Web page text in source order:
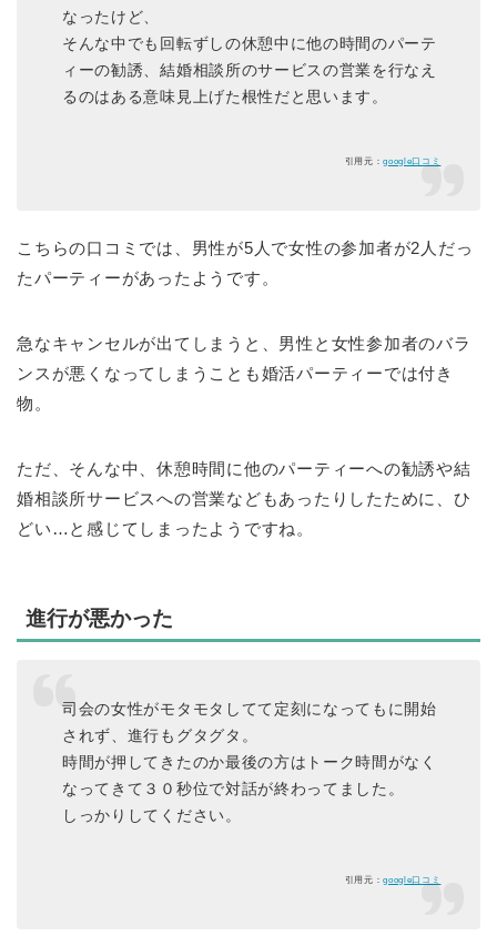
なったけど、
そんな中でも回転ずしの休憩中に他の時間のパーテ
ィーの勧誘、結婚相談所のサービスの営業を行なえ
るのはある意味見上げた根性だと思います。
引用元：google口コミ
こちらの口コミでは、男性が5人で女性の参加者が2人だっ
たパーティーがあったようです。
急なキャンセルが出てしまうと、男性と女性参加者のバラ
ンスが悪くなってしまうことも婚活パーティーでは付き
物。
ただ、そんな中、休憩時間に他のパーティーへの勧誘や結
婚相談所サービスへの営業などもあったりしたために、ひ
どい…と感じてしまったようですね。
進行が悪かった
司会の女性がモタモタしてて定刻になってもに開始
されず、進行もグタグタ。
時間が押してきたのか最後の方はトーク時間がなく
なってきて３０秒位で対話が終わってました。
しっかりしてください。
引用元：google口コミ